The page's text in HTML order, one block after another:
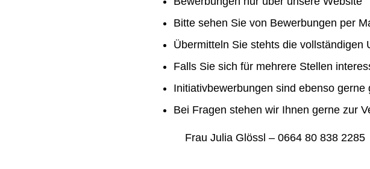
Bitte sehen Sie von Bewerbungen per
Übermitteln Sie stehts die vollständigen
Falls Sie sich für mehrere Stellen
Initiativbewerbungen sind ebenso gerne
Bei Fragen stehen wir Ihnen gerne zur
Frau Julia Glössl – 0664 80 838 2285